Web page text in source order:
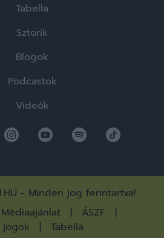
Tabella
Sztorik
Blogok
Podcastok
Videók
- Minden jog fenntartva!
Médiaajánlat
ÁSZF
jogok
Tabella